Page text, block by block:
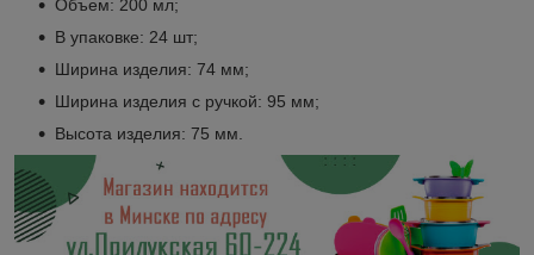
Объем: 200 мл;
В упаковке: 24 шт;
Ширина изделия: 74 мм;
Ширина изделия с ручкой: 95 мм;
Высота изделия: 75 мм.